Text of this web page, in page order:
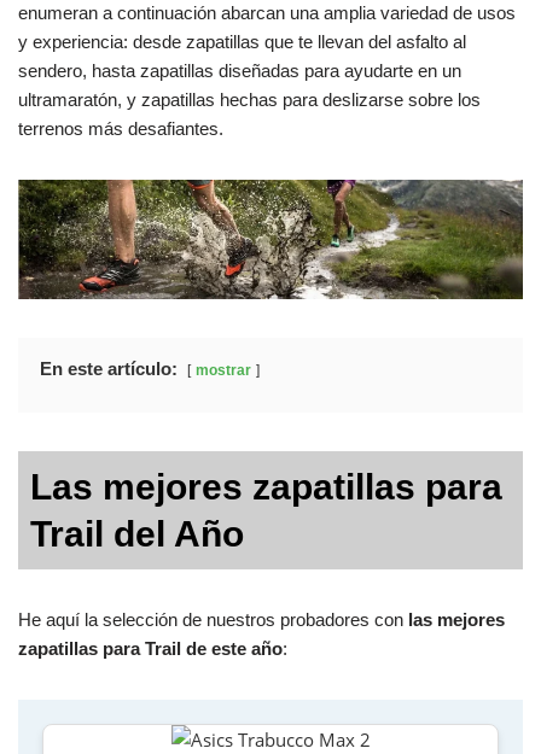
enumeran a continuación abarcan una amplia variedad de usos
y experiencia: desde zapatillas que te llevan del asfalto al
sendero, hasta zapatillas diseñadas para ayudarte en un
ultramaratón, y zapatillas hechas para deslizarse sobre los
terrenos más desafiantes.
En este artículo: mostrar
Las mejores zapatillas para
Trail del Año
He aquí la selección de nuestros probadores con las mejores
zapatillas para Trail de este año: